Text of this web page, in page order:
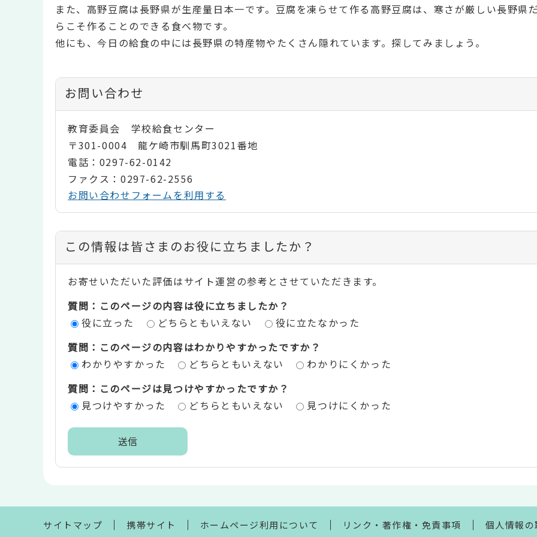
また、高野豆腐は長野県が生産量日本一です。豆腐を凍らせて作る高野豆腐は、寒さが厳しい長野県
らこそ作ることのできる食べ物です。
他にも、今日の給食の中には長野県の特産物やたくさん隠れています。探してみましょう。
お問い合わせ
教育委員会 学校給食センター
〒301-0004 龍ケ崎市馴馬町3021番地
電話：0297-62-0142
ファクス：0297-62-2556
お問い合わせフォームを利用する
コ
ン
テ
ン
評
エ
この情報は皆さまのお役に立ちましたか？
お寄せいただいた評価はサイト運営の参考とさせていただきます。
質問：このページの内容は役に立ちましたか？
役に立った
どちらともいえない
役に立たなかった
質問：このページの内容はわかりやすかったですか？
わかりやすかった
どちらともいえない
わかりにくかった
質問：このページは見つけやすかったですか？
見つけやすかった
どちらともいえない 見つけにくかった
ま
サイトマップ 携帯サイト ホームページ利用について リンク・著作権・免責事項 個人情報